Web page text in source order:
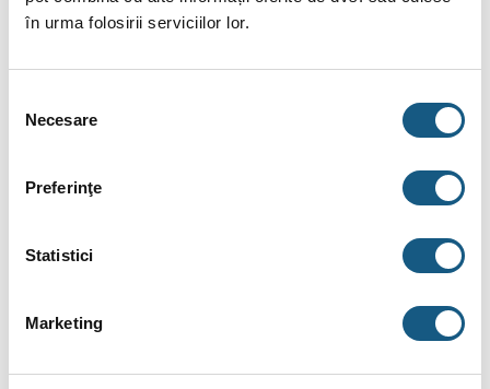
în urma folosirii serviciilor lor.
consimțământului
Necesare
Preferinţe
Statistici
Marketing
Hitze Albero AL11LG.H-D – Focar de șemineu cu
sau standard pentru mentenanță și curățare.
P265GH(oțel de
de